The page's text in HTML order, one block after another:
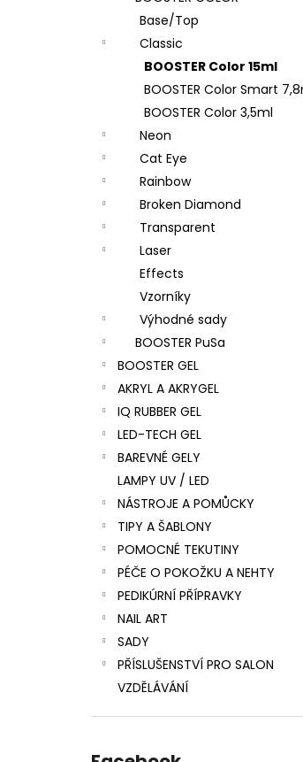
Base/Top
Classic
BOOSTER Color 15ml
BOOSTER Color Smart
BOOSTER Color 3,5ml
Neon
Cat Eye
Rainbow
Broken Diamond
Transparent
Laser
Effects
Vzorníky
Výhodné sady
BOOSTER PuSa
BOOSTER GEL
AKRYL A AKRYGEL
IQ RUBBER GEL
LED-TECH GEL
BAREVNÉ GELY
LAMPY UV / LED
NÁSTROJE A POMŮCKY
TIPY A ŠABLONY
POMOCNÉ TEKUTINY
PÉČE O POKOŽKU A NEHTY
PEDIKÚRNÍ PŘÍPRAVKY
NAIL ART
SADY
PŘÍSLUŠENSTVÍ PRO SALON
VZDĚLÁVÁNÍ